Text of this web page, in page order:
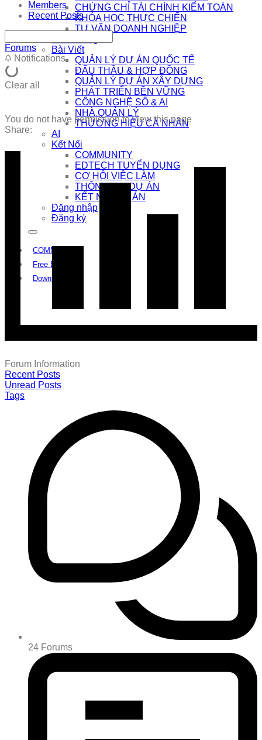
CHỨNG CHỈ TÀI CHÍNH KIỂM TOÁN
KHÓA HỌC THỰC CHIẾN
TƯ VẤN DOANH NGHIỆP
Bài Viết
QUẢN LÝ DỰ ÁN QUỐC TẾ
ĐẤU THẦU & HỢP ĐỒNG
QUẢN LÝ DỰ ÁN XÂY DỰNG
PHÁT TRIỂN BỀN VỮNG
CÔNG NGHỆ SỐ & AI
NHÀ QUẢN LÝ
THƯƠNG HIỆU CÁ NHÂN
AI
Kết Nối
COMMUNITY
EDTECH TUYỂN DỤNG
CƠ HỘI VIỆC LÀM
THÔNG TIN DỰ ÁN
KẾT NỐI DỰ ÁN
Đăng nhập
Đăng ký
COMMUNITY
Free Exam
Download
Members
Recent Posts
Forums
Notifications
Clear all
You do not have permission to view this page
Share:
Forum Information
Recent Posts
Unread Posts
Tags
24 Forums